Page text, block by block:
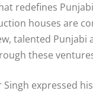
redefines
houses are
talented Punjabi
these
Singh expressed